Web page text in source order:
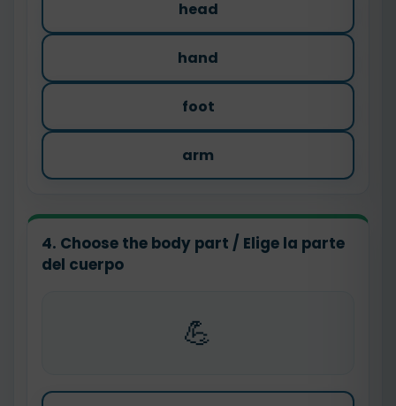
head
hand
foot
arm
4. Choose the body part / Elige la parte
del cuerpo
💪